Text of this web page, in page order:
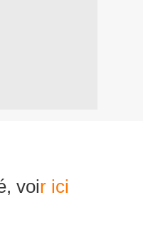
voir ici